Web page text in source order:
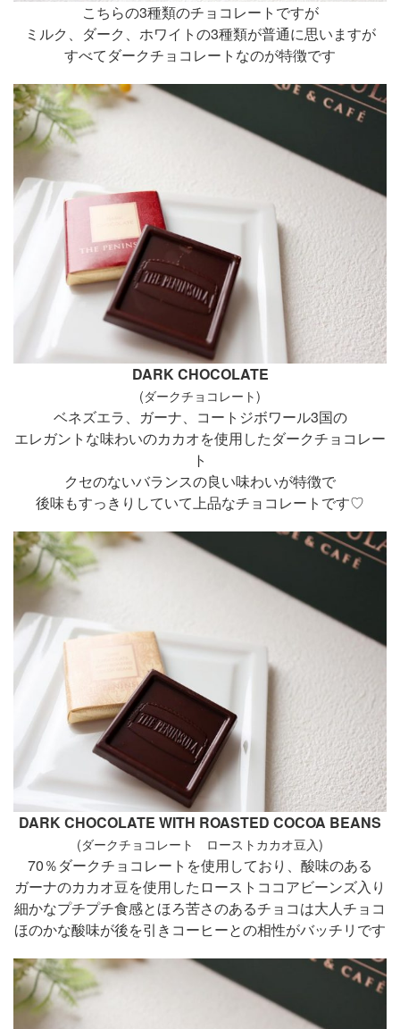
こちらの3種類のチョコレートですが
ミルク、ダーク、ホワイトの3種類が普通に思いますが
すべてダークチョコレートなのが特徴です
DARK CHOCOLATE
(ダークチョコレート)
ベネズエラ、ガーナ、コートジボワール3国の
エレガントな味わいのカカオを使用したダークチョコレー
ト
クセのないバランスの良い味わいが特徴で
後味もすっきりしていて上品なチョコレートです♡
DARK CHOCOLATE WITH ROASTED COCOA BEANS
(ダークチョコレート ローストカカオ豆入)
70％ダークチョコレートを使用しており、酸味のある
ガーナのカカオ豆を使用したローストココアビーンズ入り
細かなプチプチ食感とほろ苦さのあるチョコは大人チョコ
ほのかな酸味が後を引きコーヒーとの相性がバッチリです